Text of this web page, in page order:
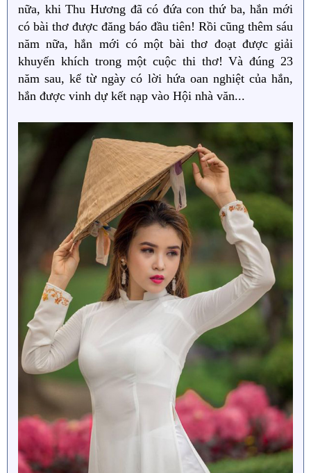
nữa, khi Thu Hương đã có đứa con thứ ba, hắn mới
có bài thơ được đăng báo đầu tiên! Rồi cũng thêm sáu
năm nữa, hắn mới có một bài thơ đoạt được giải
khuyến khích trong một cuộc thi thơ! Và đúng 23
năm sau, kể từ ngày có lời hứa oan nghiệt của hắn,
hắn được vinh dự kết nạp vào Hội nhà văn...